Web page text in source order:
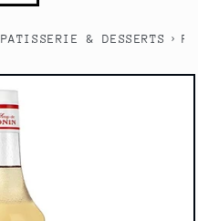
PATISSERIE & DESSERTS ›